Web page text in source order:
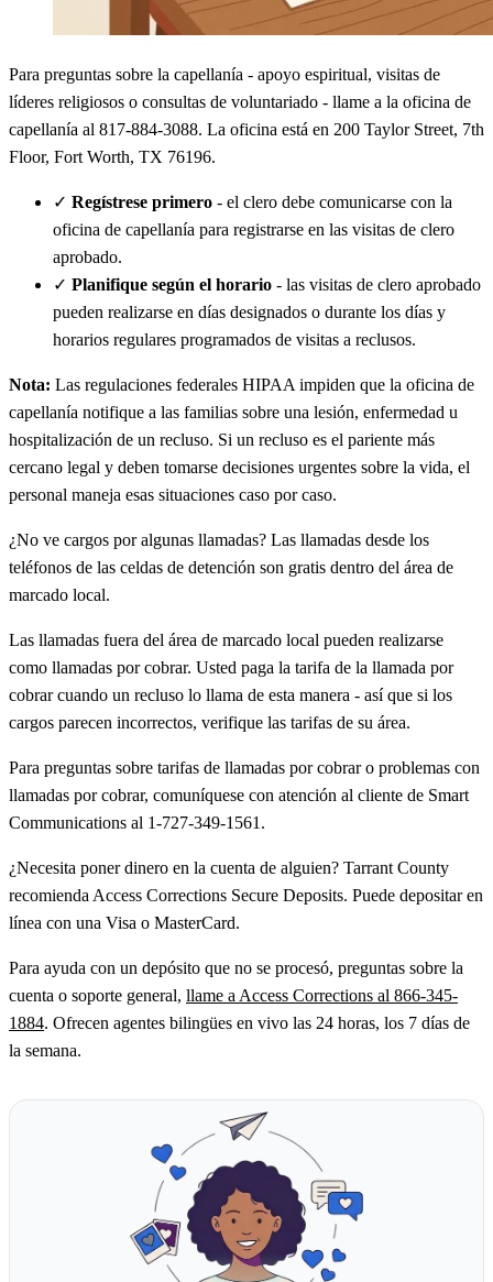
Para preguntas sobre la capellanía - apoyo espiritual, visitas de
líderes religiosos o consultas de voluntariado - llame a la oficina de
capellanía al 817-884-3088. La oficina está en 200 Taylor Street, 7th
Floor, Fort Worth, TX 76196.
✓ Regístrese primero - el clero debe comunicarse con la
oficina de capellanía para registrarse en las visitas de clero
aprobado.
✓ Planifique según el horario - las visitas de clero aprobado
pueden realizarse en días designados o durante los días y
horarios regulares programados de visitas a reclusos.
Nota: Las regulaciones federales HIPAA impiden que la oficina de
capellanía notifique a las familias sobre una lesión, enfermedad u
hospitalización de un recluso. Si un recluso es el pariente más
cercano legal y deben tomarse decisiones urgentes sobre la vida, el
personal maneja esas situaciones caso por caso.
¿No ve cargos por algunas llamadas? Las llamadas desde los
teléfonos de las celdas de detención son gratis dentro del área de
marcado local.
Las llamadas fuera del área de marcado local pueden realizarse
como llamadas por cobrar. Usted paga la tarifa de la llamada por
cobrar cuando un recluso lo llama de esta manera - así que si los
cargos parecen incorrectos, verifique las tarifas de su área.
Para preguntas sobre tarifas de llamadas por cobrar o problemas con
llamadas por cobrar, comuníquese con atención al cliente de Smart
Communications al 1-727-349-1561.
¿Necesita poner dinero en la cuenta de alguien? Tarrant County
recomienda Access Corrections Secure Deposits. Puede depositar en
línea con una Visa o MasterCard.
Para ayuda con un depósito que no se procesó, preguntas sobre la
cuenta o soporte general, llame a Access Corrections al 866-345-
1884. Ofrecen agentes bilingües en vivo las 24 horas, los 7 días de
la semana.